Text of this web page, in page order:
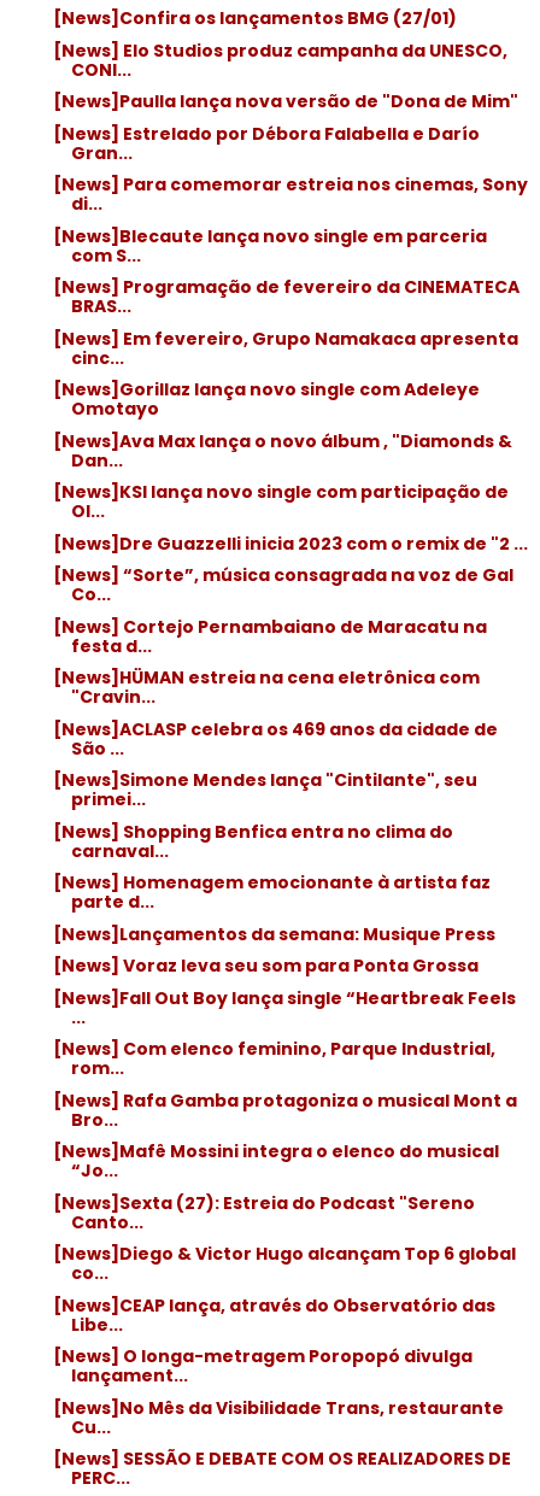
[News]Confira os lançamentos BMG (27/01)
[News] Elo Studios produz campanha da UNESCO,
CONI...
[News]Paulla lança nova versão de "Dona de Mim"
[News] Estrelado por Débora Falabella e Darío
Gran...
[News] Para comemorar estreia nos cinemas, Sony
di...
[News]Blecaute lança novo single em parceria
com S...
[News] Programação de fevereiro da CINEMATECA
BRAS...
[News] Em fevereiro, Grupo Namakaca apresenta
cinc...
[News]Gorillaz lança novo single com Adeleye
Omotayo
[News]Ava Max lança o novo álbum , "Diamonds &
Dan...
[News]KSI lança novo single com participação de
Ol...
[News]Dre Guazzelli inicia 2023 com o remix de "2 ...
[News] “Sorte”, música consagrada na voz de Gal
Co...
[News] Cortejo Pernambaiano de Maracatu na
festa d...
[News]HÜMAN estreia na cena eletrônica com
"Cravin...
[News]ACLASP celebra os 469 anos da cidade de
São ...
[News]Simone Mendes lança "Cintilante", seu
primei...
[News] Shopping Benfica entra no clima do
carnaval...
[News] Homenagem emocionante à artista faz
parte d...
[News]Lançamentos da semana: Musique Press
[News] Voraz leva seu som para Ponta Grossa
[News]Fall Out Boy lança single “Heartbreak Feels
...
[News] Com elenco feminino, Parque Industrial,
rom...
[News] Rafa Gamba protagoniza o musical Mont a
Bro...
[News]Mafê Mossini integra o elenco do musical
“Jo...
[News]Sexta (27): Estreia do Podcast "Sereno
Canto...
[News]Diego & Victor Hugo alcançam Top 6 global
co...
[News]CEAP lança, através do Observatório das
Libe...
[News] O longa-metragem Poropopó divulga
lançament...
[News]No Mês da Visibilidade Trans, restaurante
Cu...
[News] SESSÃO E DEBATE COM OS REALIZADORES DE
PERC...